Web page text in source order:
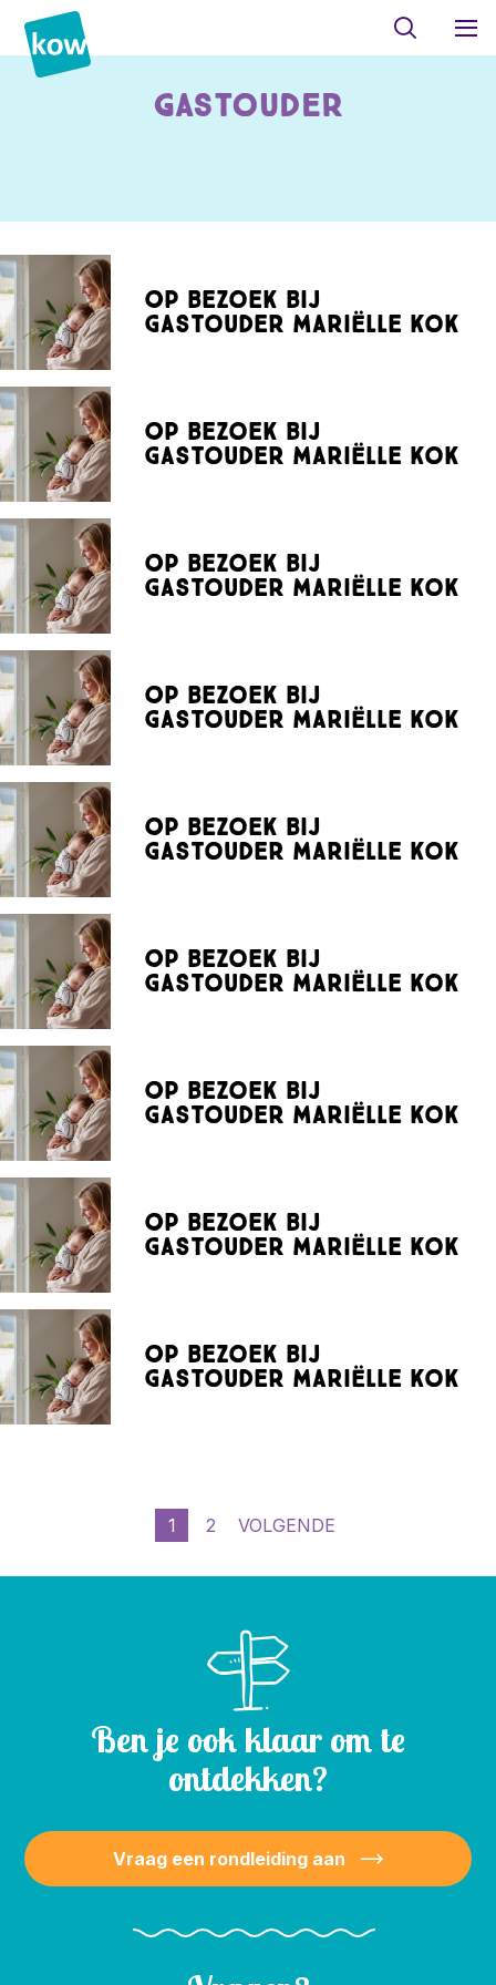
Gastouder
Op bezoek bij
gastouder Mariëlle Kok
Op bezoek bij
gastouder Mariëlle Kok
Op bezoek bij
gastouder Mariëlle Kok
Op bezoek bij
gastouder Mariëlle Kok
Op bezoek bij
gastouder Mariëlle Kok
Op bezoek bij
gastouder Mariëlle Kok
Op bezoek bij
gastouder Mariëlle Kok
Op bezoek bij
gastouder Mariëlle Kok
Op bezoek bij
gastouder Mariëlle Kok
1 2 VOLGENDE
Ben je ook klaar om te
ontdekken?
Vraag een rondleiding aan